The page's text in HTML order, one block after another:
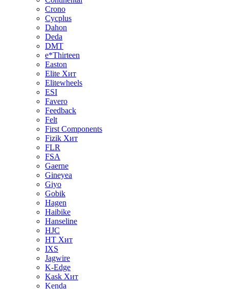
Crono
Cycplus
Dahon
Deda
DMT
e*Thirteen
Easton
Elite Хит
Elitewheels
ESI
Favero
Feedback
Felt
First Components
Fizik Хит
FLR
FSA
Gaerne
Gineyea
Giyo
Gobik
Hagen
Haibike
Hanseline
HJC
HT Хит
IXS
Jagwire
K-Edge
Kask Хит
Kenda